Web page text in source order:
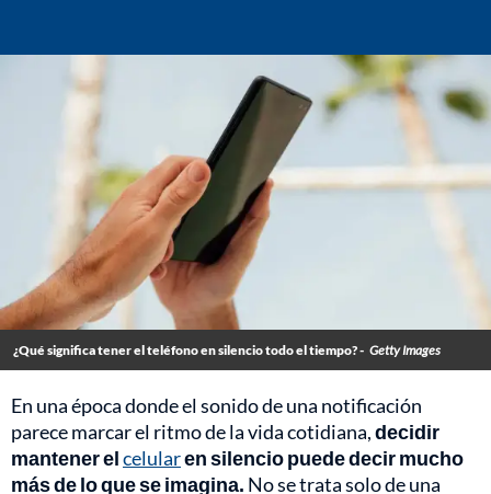
¿Qué significa tener el teléfono en silencio todo el tiempo? - Getty Images
En una época donde el sonido de una notificación
parece marcar el ritmo de la vida cotidiana,decidir
mantener elcelularen silencio puede decir mucho
más de lo que se imagina. No se trata solo de una